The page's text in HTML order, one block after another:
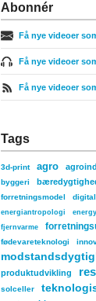
Abonnér
Få nye videoer
Få nye videoer
Få nye videoer
Tags
3d-print agro
byggeri
forretningsmodel
energiantropologi energy
fjernvarme
fødevareteknologi
produktudvikling
solceller